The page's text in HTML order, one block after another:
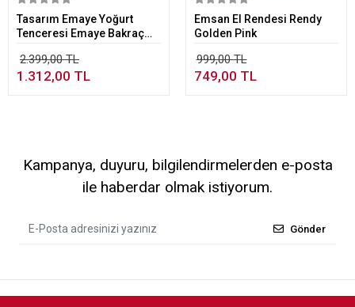
Sepete Ekle
Tasarım Emaye Yoğurt
Tenceresi Emaye Bakraç
2.399,00 TL
1.312,00 TL
Sepete Ekle
Emsan El Rendesi Rendy
Golden Pink
999,00 TL
749,00 TL
Kampanya, duyuru, bilgilendirmelerden e-posta
ile haberdar olmak istiyorum.
Gönder